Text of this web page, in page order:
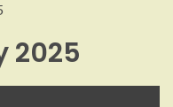
2025